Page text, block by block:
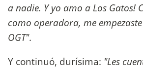
a nadie. Y yo amo a Los Gatos!
como operadora, me
OGT".
Y continuó, durísima: "Les